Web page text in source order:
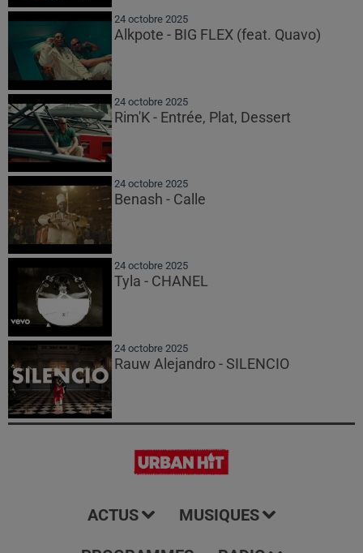
24 octobre 2025
Alkpote - BIG FLEX (feat. Quavo)
24 octobre 2025
Rim'K - Entrée, Plat, Dessert
24 octobre 2025
Benash - Calle
24 octobre 2025
Tyla - CHANEL
24 octobre 2025
Rauw Alejandro - SILENCIO
ACTUS MUSIQUES